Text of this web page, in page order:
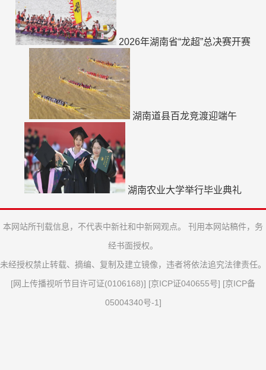
2026年湖南省“龙超”总决赛开赛
湖南道县百龙竞渡迎端午
湖南农业大学举行毕业典礼
本网站所刊载信息，不代表中新社和中新网观点。 刊用本网站稿件，务
经书面授权。
未经授权禁止转载、摘编、复制及建立镜像，违者将依法追究法律责任。
[网上传播视听节目许可证(0106168)] [京ICP证040655号] [京ICP备
05004340号-1]